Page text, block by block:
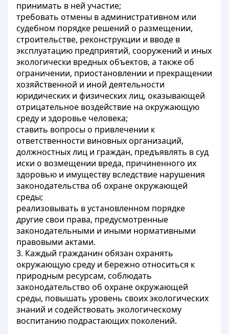
принимать в ней участие;
требовать отмены в административном или
судебном порядке решений о размещении,
строительстве, реконструкции и вводе в
эксплуатацию предприятий, сооружений и иных
экологически вредных объектов, а также об
ограничении, приостановлении и прекращении
хозяйственной и иной деятельности
юридических и физических лиц, оказывающей
отрицательное воздействие на окружающую
среду и здоровье человека;
ставить вопросы о привлечении к
ответственности виновных организаций,
должностных лиц и граждан, предъявлять в суд
иски о возмещении вреда, причиненного их
здоровью и имуществу вследствие нарушения
законодательства об охране окружающей
среды;
реализовывать в установленном порядке
другие свои права, предусмотренные
законодательными и иными нормативными
правовыми актами.
3. Каждый гражданин обязан охранять
окружающую среду и бережно относиться к
природным ресурсам, соблюдать
законодательство об охране окружающей
среды, повышать уровень своих экологических
знаний и содействовать экологическому
воспитанию подрастающих поколений.